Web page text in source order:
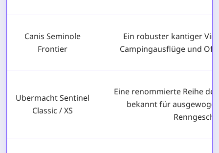
Canis Seminole
Frontier
Ein robuster kantiger
Campingausflüge und
Ubermacht Sentinel
Classic / XS
Eine renommierte Reihe
bekannt für